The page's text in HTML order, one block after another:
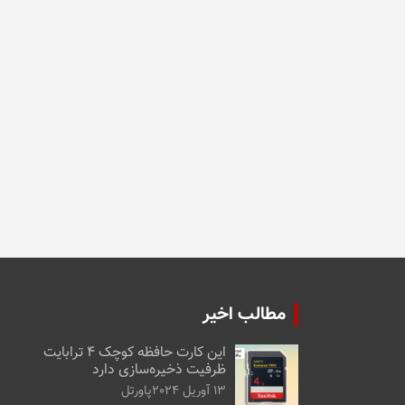
مطالب اخیر
این کارت حافظه کوچک ۴ ترابایت
ظرفیت ذخیره‌سازی دارد
13 آوریل 2024 پاورتل